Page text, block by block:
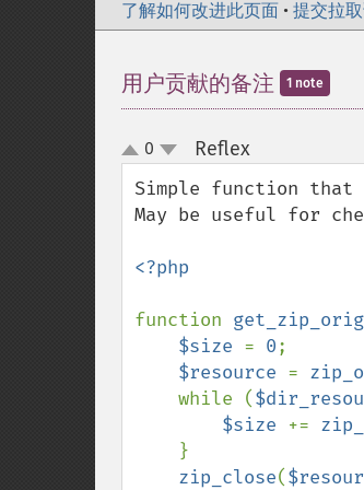
了解如何改进此页面 • 提交拉
用户贡献的备注 1 note
up
down
0 Reflex¶
Simple function
May be useful for
<?php
function
$size = 0;
$resource =
    while (
$size +=
zip_close(